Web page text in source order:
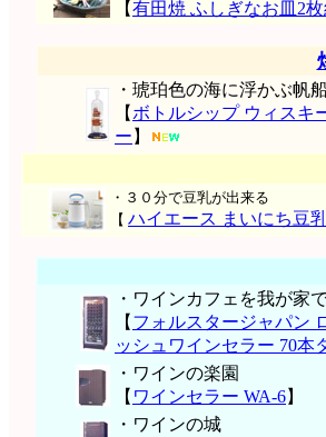
【有田焼 ふしぎなお皿2枚
・琥珀色の海に浮かぶ帆
【 ボトルシップ ウィスキ
ー 】
・３０分で豆乳が出来る
【 ハイエース まいにち豆
・ワインカフェを我が家
【 フォルスタージャパン
ッシュワインセラー 70本
・ワインの楽園
【 ワインセラー WA-6】
・ワインの城